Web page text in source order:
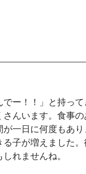
でー！！」と持っ
さんいます。食事
が一日に何度もあ
る子が増えました
れませんね。